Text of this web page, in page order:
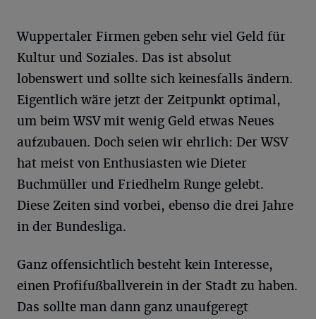
Wuppertaler Firmen geben sehr viel Geld für
Kultur und Soziales. Das ist absolut
lobenswert und sollte sich keinesfalls ändern.
Eigentlich wäre jetzt der Zeitpunkt optimal,
um beim WSV mit wenig Geld etwas Neues
aufzubauen. Doch seien wir ehrlich: Der WSV
hat meist von Enthusiasten wie Dieter
Buchmüller und Friedhelm Runge gelebt.
Diese Zeiten sind vorbei, ebenso die drei Jahre
in der Bundesliga.
Ganz offensichtlich besteht kein Interesse,
einen Profifußballverein in der Stadt zu haben.
Das sollte man dann ganz unaufgeregt